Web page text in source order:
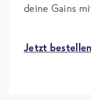
deine Gains
Jetzt bestellen